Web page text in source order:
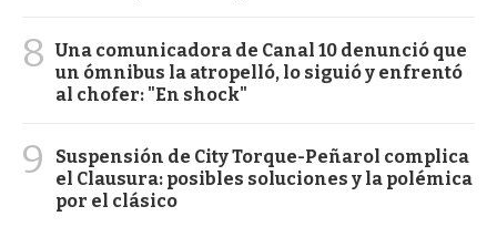
8 Una comunicadora de Canal 10 denunció que
un ómnibus la atropelló, lo siguió y enfrentó
al chofer: "En shock"
9
Suspensión de City Torque-Peñarol complica
el Clausura: posibles soluciones y la polémica
por el clásico